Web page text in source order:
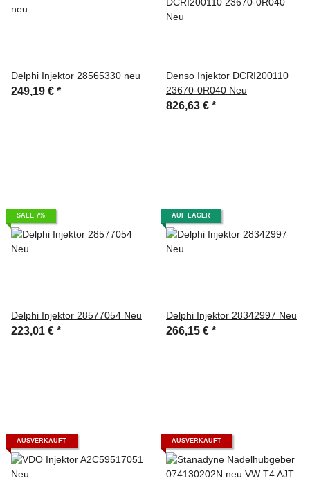
Delphi Injektor 28565330 neu
249,19 € *
Denso Injektor DCRI200110
23670-0R040 Neu
826,63 € *
SALE 7%
Delphi Injektor 28577054 Neu
223,01 € *
AUF LAGER
Delphi Injektor 28342997 Neu
266,15 € *
AUSVERKAUFT AUSVERKAUFT